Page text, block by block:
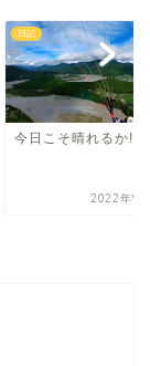
日記
今日こそ晴れるか!!!
2022年9